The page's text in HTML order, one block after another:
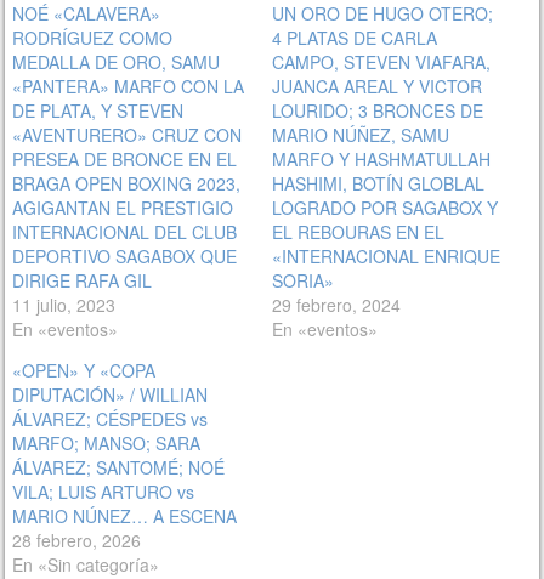
NOÉ «CALAVERA»
RODRÍGUEZ COMO
MEDALLA DE ORO, SAMU
«PANTERA» MARFO CON LA
DE PLATA, Y STEVEN
«AVENTURERO» CRUZ CON
PRESEA DE BRONCE EN EL
BRAGA OPEN BOXING 2023,
AGIGANTAN EL PRESTIGIO
INTERNACIONAL DEL CLUB
DEPORTIVO SAGABOX QUE
DIRIGE RAFA GIL
11 julio, 2023
En «eventos»
UN ORO DE HUGO OTERO;
4 PLATAS DE CARLA
CAMPO, STEVEN VIAFARA,
JUANCA AREAL Y VICTOR
LOURIDO; 3 BRONCES DE
MARIO NÚÑEZ, SAMU
MARFO Y HASHMATULLAH
HASHIMI, BOTÍN GLOBLAL
LOGRADO POR SAGABOX Y
EL REBOURAS EN EL
«INTERNACIONAL ENRIQUE
SORIA»
29 febrero, 2024
En «eventos»
«OPEN» Y «COPA
DIPUTACIÓN» / WILLIAN
ÁLVAREZ; CÉSPEDES vs
MARFO; MANSO; SARA
ÁLVAREZ; SANTOMÉ; NOÉ
VILA; LUIS ARTURO vs
MARIO NÚNEZ… A ESCENA
28 febrero, 2026
En «Sin categoría»